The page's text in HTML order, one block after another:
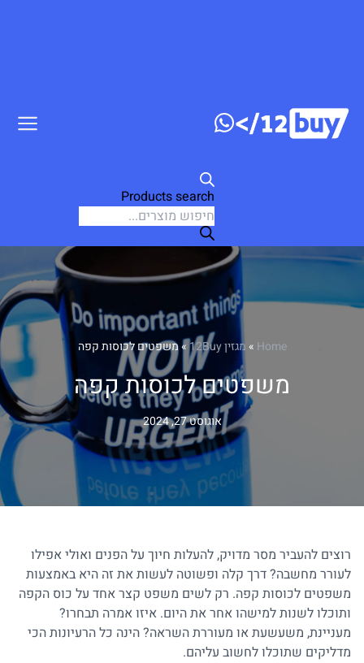
Products search
Home
» מגזין 12Buy »משפטים לכוסות קפה
משפטים לכוסות קפה
אוגוסט 27, 2024
רוצים להעביר מסר מדויק, להעלות חיוך על הפנים ואולי אפילו
לעורר מחשבה? דרך קלה ופשוטה לעשות את זה היא באמצעות
משפטים לכוסות קפה. רק לשים משפט קצר אחד על כוס הקפה
ותוכלו לשנות למישהו אחר את היום. איזו אמרה תבחרו?
מעניינת, משעשעת או מעוררת השראה? הינה כל הרעיונות הכי
מדליקים שתוכלו לחשוב עליהם.